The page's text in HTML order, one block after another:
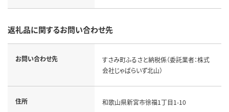
返礼品に関するお問い合わせ先
お問い合わせ先
すさみ町ふるさと納税係（委託業者：株式
会社じゃばらいず北山）
住所 和歌山県新宮市徐福1丁目1-10